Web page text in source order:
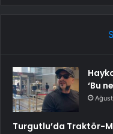
‘Bu
Turgutlu’da Traktör-